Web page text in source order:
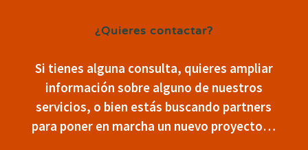
¿Quieres contactar?
Si tienes alguna consulta, quieres ampliar
información sobre alguno de nuestros
servicios, o bien estás buscando partners
para poner en marcha un nuevo proyecto…